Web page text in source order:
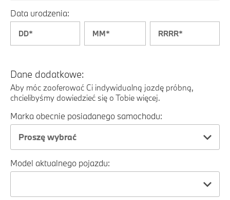
Data urodzenia:
Dane dodatkowe:
Aby móc zaoferować Ci indywidualną jazdę próbną,
chcielibyśmy dowiedzieć się o Tobie więcej.
Marka obecnie posiadanego samochodu:
Proszę wybrać
Model aktualnego pojazdu: